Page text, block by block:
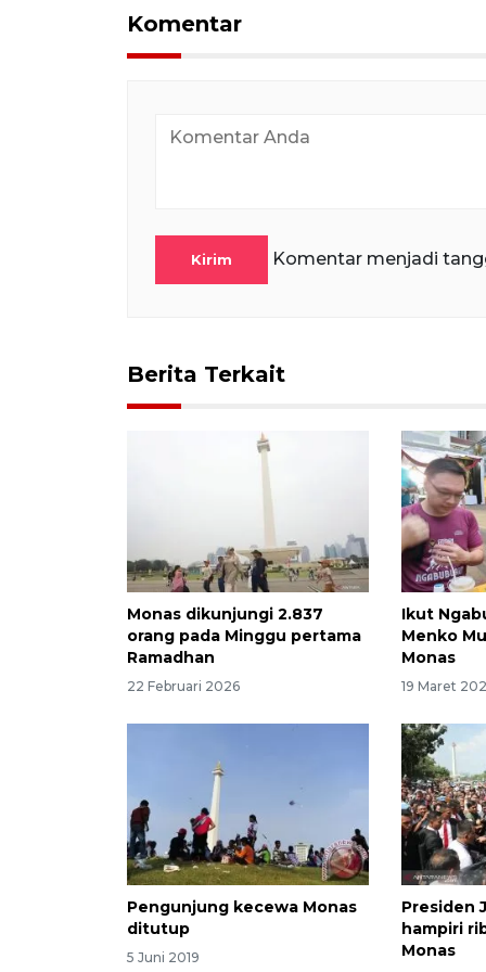
Komentar
Kirim Komentar menjadi
Berita Terkait
Monas dikunjungi 2.837
orang pada Minggu pertama
Ramadhan
22 Februari 2026
Ikut
Menko
Monas
19 Maret
Pengunjung kecewa Monas
ditutup
5 Juni 2019
Presiden
hampiri
Monas